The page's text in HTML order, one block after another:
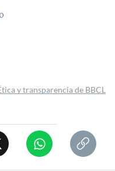
y transparencia de BBCL